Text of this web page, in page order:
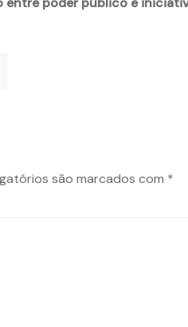
são marcados com *